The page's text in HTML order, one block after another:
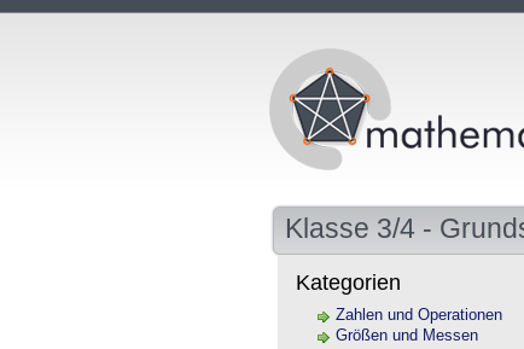
Klasse 3/4 -
Kategorien
Zahlen und Operationen
Größen und Messen